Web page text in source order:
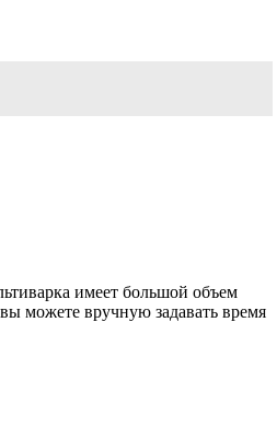
имеет большой объем
можете вручную задавать время